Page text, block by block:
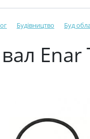
Будівництво Буд
Enar